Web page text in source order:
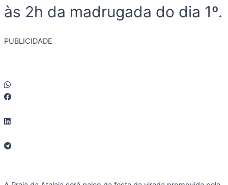
às 2h da madrugada do dia 1º.
PUBLICIDADE